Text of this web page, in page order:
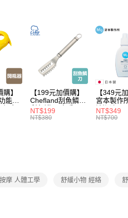
購】
能開
廚
/任
【199元加價購】
Chefland刮魚鱗刀/
刮魚鱗器/廚房用
品/料理道具/任二
NT$199
NT$380
【349元
宮本製作
清潔液
精/洗衣鎂
NT$349
NT$700
按摩 人體工學 舒緩小物 經絡